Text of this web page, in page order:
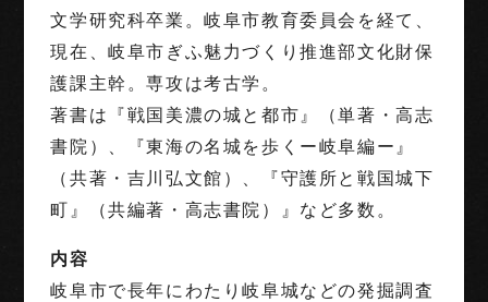
文学研究科卒業。岐阜市教育委員会を経て、
現在、岐阜市ぎふ魅力づくり推進部文化財保
護課主幹。専攻は考古学。
著書は『戦国美濃の城と都市』（単著・高志
書院）、『東海の名城を歩くー岐阜編ー』
（共著・吉川弘文館）、『守護所と戦国城下
町』（共編著・高志書院）』など多数。
内容
岐阜市で長年にわたり岐阜城などの発掘調査